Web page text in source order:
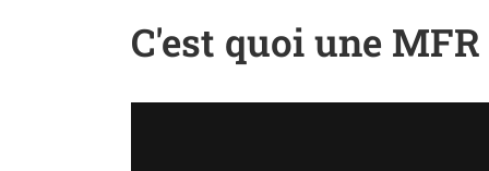
C'est quoi une MFR